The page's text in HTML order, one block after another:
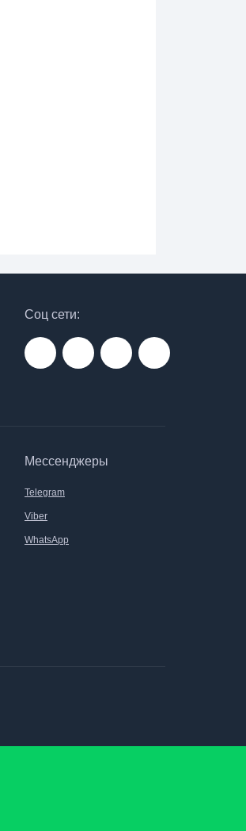
Соц сети:
Мессенджеры
Telegram
Viber
WhatsApp